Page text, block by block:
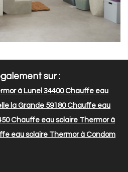
sur :
à Lunel 34400Chauffe eau
la Grande 59180Chauffe eau
Chauffe eau solaire Thermor à
eau solaire Thermor à Condom